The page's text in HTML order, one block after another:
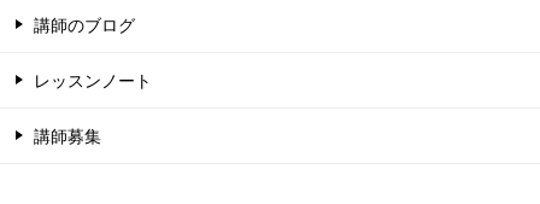
講師のブログ
レッスンノート
講師募集